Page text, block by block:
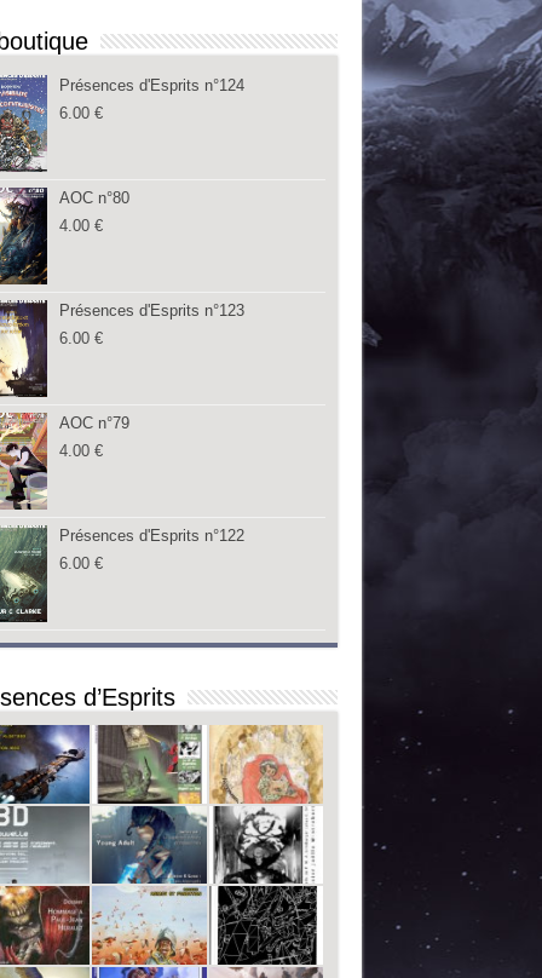
Présences d'Esprits n°124
6.00 €
AOC n°80
4.00 €
Présences d'Esprits n°123
6.00 €
AOC n°79
4.00 €
Présences d'Esprits n°122
6.00 €
d’Esprits